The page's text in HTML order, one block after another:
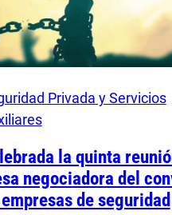
Privada y Servicios
la quinta
negociadora del
de seguridad